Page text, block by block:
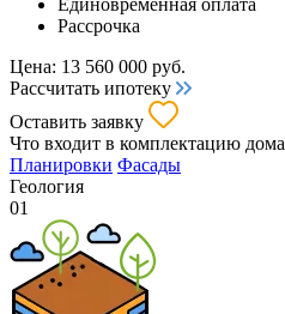
Единовременная оплата
Рассрочка
Цена: 13 560 000 руб.
Рассчитать ипотеку
Оставить заявку
Что входит в комплектацию дома
Планировки Фасады
Геология
01